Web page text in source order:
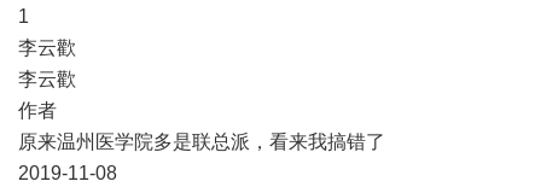
​1
李云歡
李云歡
作者
原来温州医学院多是联总派，看来我搞错了
2019-11-08